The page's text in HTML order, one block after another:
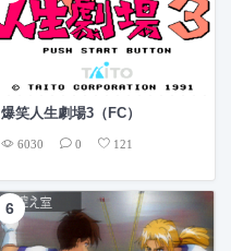
爆笑人生劇場3（FC）
6030 0 121